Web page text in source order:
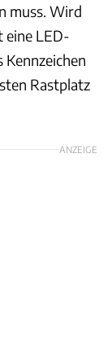
muss. Wird
eine LED-
Rastplatz
ANZEIGE